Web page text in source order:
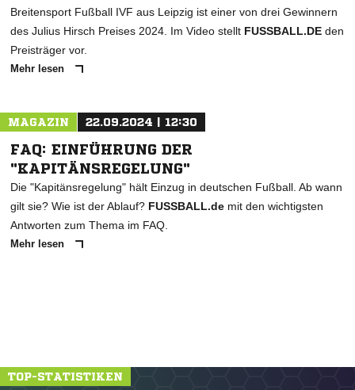
Breitensport Fußball IVF aus Leipzig ist einer von drei Gewinnern
des Julius Hirsch Preises 2024. Im Video stellt FUSSBALL.DE den
Preisträger vor.
Mehr lesen
MAGAZIN 22.09.2024 | 12:30
FAQ: EINFÜHRUNG DER
"KAPITÄNSREGELUNG"
Die "Kapitänsregelung" hält Einzug in deutschen Fußball. Ab wann
gilt sie? Wie ist der Ablauf? FUSSBALL.de mit den wichtigsten
Antworten zum Thema im FAQ.
Mehr lesen
TOP-STATISTIKEN